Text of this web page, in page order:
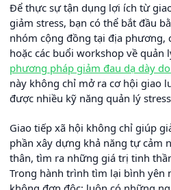
Để thực sự tận dụng lợi ích từ
giảm stress, bạn có thể bắt đầu
nhóm cộng đồng tại địa phương,
hoặc các buổi workshop về quản
phương pháp giảm đau dạ dày
này không chỉ mở ra cơ hội giao
được nhiều kỹ năng quản lý
Giao tiếp xã hội không chỉ giúp
phần xây dựng khả năng tự cảm
thân, tìm ra những giá trị tinh
Trong hành trình tìm lại bình yên